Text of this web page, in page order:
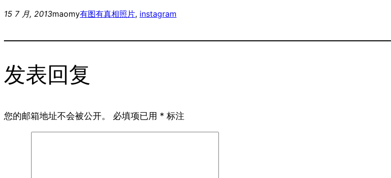
15 7 月, 2013maomy有图有真相照片, instagram
发表回复
您的邮箱地址不会被公开。 必填项已用 * 标注